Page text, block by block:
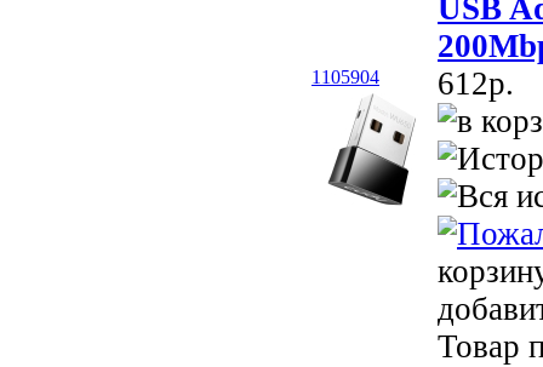
1105904
USB
612p.
Товар